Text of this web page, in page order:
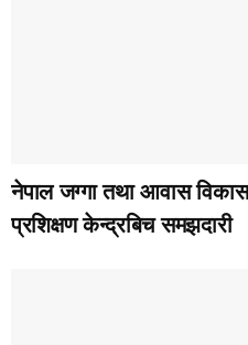
नेपाल जग्गा तथा आवास
प्रशिक्षण केन्द्रबिच समझदारी